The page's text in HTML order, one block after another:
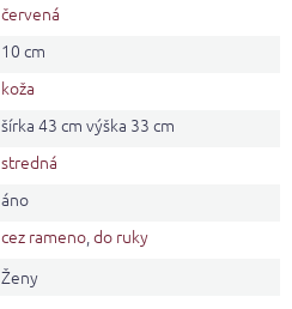
červená
10 cm
koža
šírka 43 cm výška 33 cm
stredná
áno
cez rameno,do ruky
Ženy